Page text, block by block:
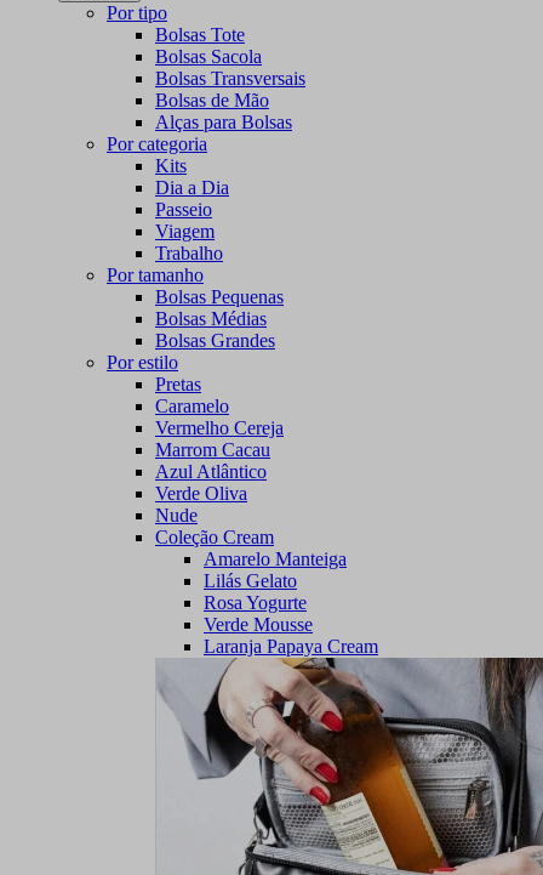
Por tipo
Bolsas Tote
Bolsas Sacola
Bolsas Transversais
Bolsas de Mão
Alças para Bolsas
Por categoria
Kits
Dia a Dia
Passeio
Viagem
Trabalho
Por tamanho
Bolsas Pequenas
Bolsas Médias
Bolsas Grandes
Por estilo
Pretas
Caramelo
Vermelho Cereja
Marrom Cacau
Azul Atlântico
Verde Oliva
Nude
Coleção Cream
Amarelo Manteiga
Lilás Gelato
Rosa Yogurte
Verde Mousse
Laranja Papaya Cream